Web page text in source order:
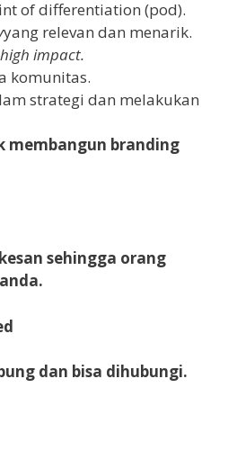
of differentiation (pod).
yang relevan dan menarik.
impact.
komunitas.
strategi dan melakukan
membangun branding
kesan sehingga orang
.
dan bisa dihubungi.